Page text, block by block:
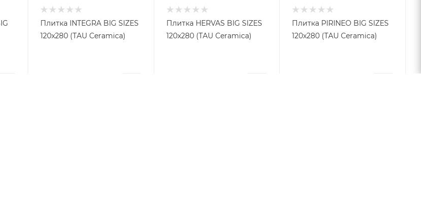
Плитка INTEGRA BIG SIZES
120x280 (TAU Ceramica)
Плитка HERVAS BIG SIZES
120x280 (TAU Ceramica)
Плитка PIRINEO BIG SIZES
120x280 (TAU Ceramica)